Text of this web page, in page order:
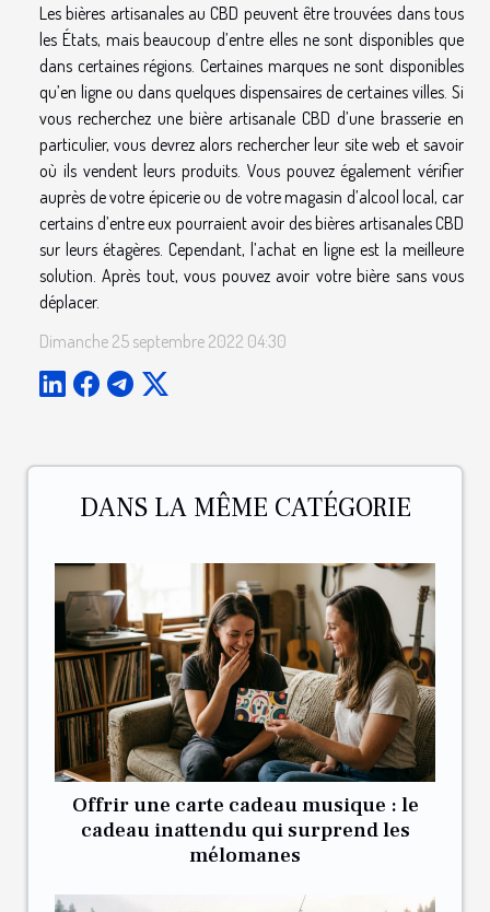
DANS LA MÊME CATÉGORIE
Offrir une carte cadeau musique : le
cadeau inattendu qui surprend les
mélomanes
Les bières artisanales au CBD peuvent être trouvées dans tous
les États, mais beaucoup d’entre elles ne sont disponibles que
dans certaines régions. Certaines marques ne sont disponibles
qu’en ligne ou dans quelques dispensaires de certaines villes. Si
vous recherchez une bière artisanale CBD d’une brasserie en
particulier, vous devrez alors rechercher leur site web et savoir
où ils vendent leurs produits. Vous pouvez également vérifier
auprès de votre épicerie ou de votre magasin d’alcool local, car
certains d’entre eux pourraient avoir des bières artisanales CBD
sur leurs étagères. Cependant, l’achat en ligne est la meilleure
solution. Après tout, vous pouvez avoir votre bière sans vous
déplacer.
Dimanche 25 septembre 2022 04:30